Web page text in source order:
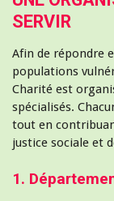
SERVIR
Afin de répondre
populations
Charité est
spécialisés.
tout en
justice sociale et
1.